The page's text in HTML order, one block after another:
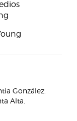
González.
Alta.